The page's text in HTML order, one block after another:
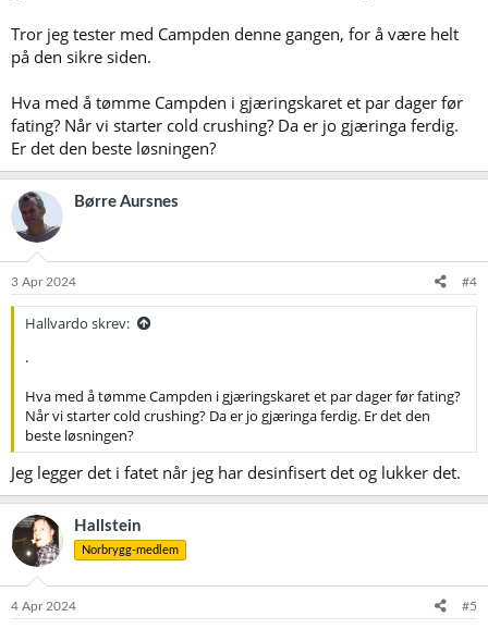
Tror jeg tester med Campden denne gangen, for å være helt
på den sikre siden.
Hva med å tømme Campden i gjæringskaret et par dager før
fating? Når vi starter cold crushing? Da er jo gjæringa ferdig.
Er det den beste løsningen?
Børre Aursnes
3 Apr 2024 #4
Hallvardo skrev:
.
Hva med å tømme Campden i gjæringskaret et par dager før fating?
Når vi starter cold crushing? Da er jo gjæringa ferdig. Er det den
beste løsningen?
Jeg legger det i fatet når jeg har desinfisert det og lukker det.
Hallstein
Norbrygg-medlem
4 Apr 2024 #5